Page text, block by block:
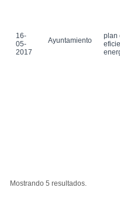
16-
05-
2017
Ayuntamiento
plan
Mostrando 5 resultados.